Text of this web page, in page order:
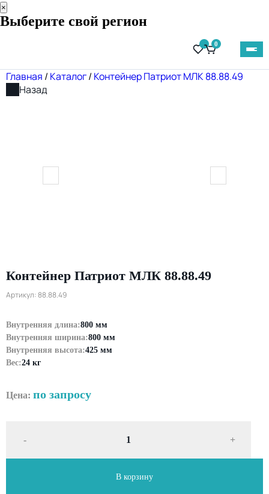
×
Выберите свой регион
0
Главная / Каталог/ Контейнер Патриот МЛК 88.88.49
Назад
Контейнер Патриот МЛК 88.88.49
Артикул: 88.88.49
Внутренняя длина:800 мм
Внутренняя ширина:800 мм
Внутренняя высота:425 мм
Вес:24 кг
Цена: по запросу
- +
В корзину